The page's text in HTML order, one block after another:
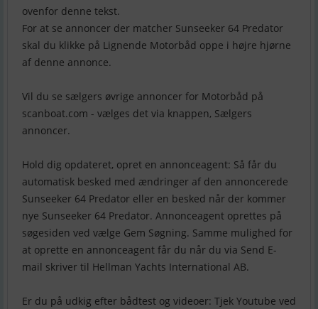
ovenfor denne tekst.
For at se annoncer der matcher Sunseeker 64 Predator
skal du klikke på Lignende Motorbåd oppe i højre hjørne
af denne annonce.
Vil du se sælgers øvrige annoncer for Motorbåd på
scanboat.com - vælges det via knappen, Sælgers
annoncer.
Hold dig opdateret, opret en annonceagent: Så får du
automatisk besked med ændringer af den annoncerede
Sunseeker 64 Predator eller en besked når der kommer
nye Sunseeker 64 Predator. Annonceagent oprettes på
søgesiden ved vælge Gem Søgning. Samme mulighed for
at oprette en annonceagent får du når du via Send E-
mail skriver til Hellman Yachts International AB.
Er du på udkig efter bådtest og videoer: Tjek Youtube ved